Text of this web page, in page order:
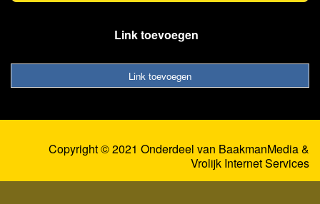
Link toevoegen
Link toevoegen
Copyright © 2021 Onderdeel van BaakmanMedia&
Vrolijk Internet Services